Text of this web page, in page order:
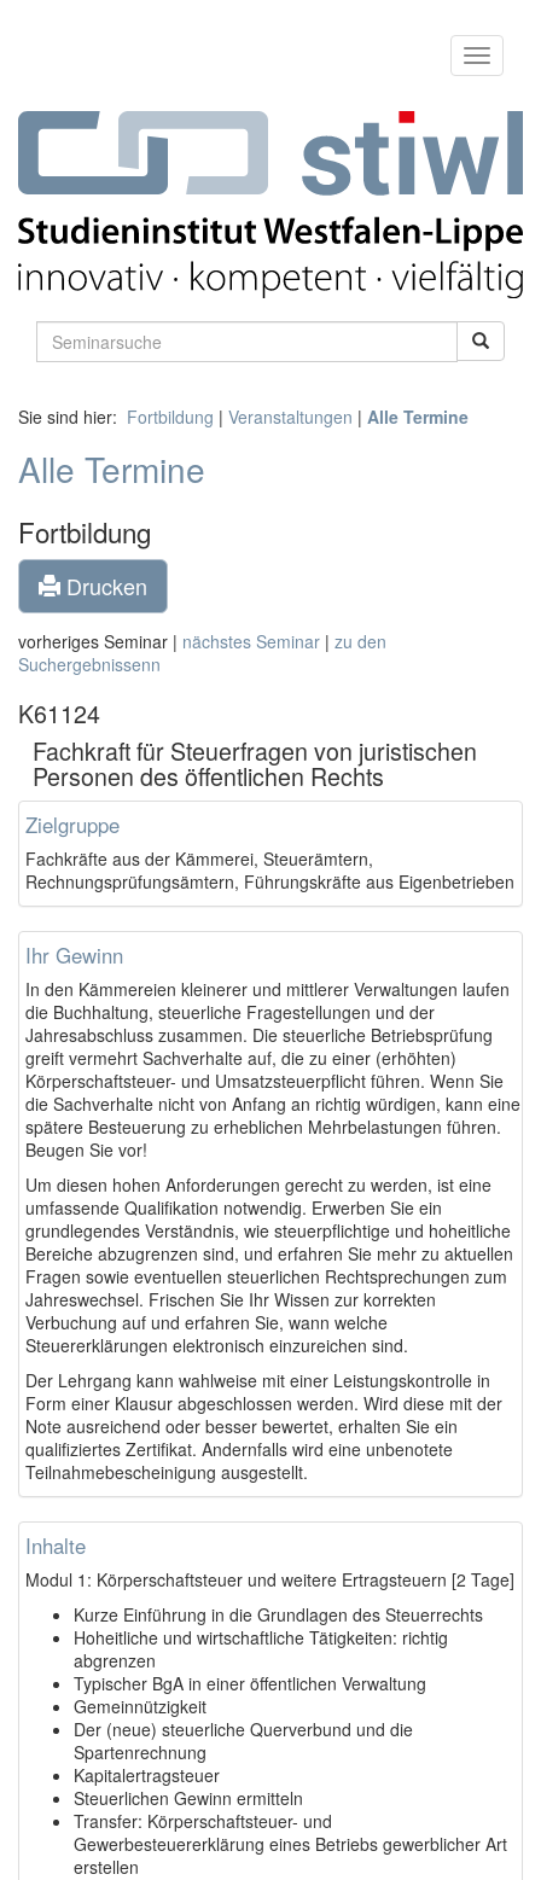
Sie sind hier: Fortbildung | Veranstaltungen | Alle Termine
Alle Termine
Fortbildung
Drucken
vorheriges Seminar | nächstes Seminar | zu den
Suchergebnissenn
K61124
Fachkraft für Steuerfragen von juristischen
Personen des öffentlichen Rechts
Zielgruppe
Fachkräfte aus der Kämmerei, Steuerämtern,
Rechnungsprüfungsämtern, Führungskräfte aus Eigenbetrieben
Ihr Gewinn
In den Kämmereien kleinerer und mittlerer Verwaltungen laufen
die Buchhaltung, steuerliche Fragestellungen und der
Jahresabschluss zusammen. Die steuerliche Betriebsprüfung
greift vermehrt Sachverhalte auf, die zu einer (erhöhten)
Körperschaftsteuer- und Umsatzsteuerpflicht führen. Wenn Sie
die Sachverhalte nicht von Anfang an richtig würdigen, kann eine
spätere Besteuerung zu erheblichen Mehrbelastungen führen.
Beugen Sie vor!
Um diesen hohen Anforderungen gerecht zu werden, ist eine
umfassende Qualifikation notwendig. Erwerben Sie ein
grundlegendes Verständnis, wie steuerpflichtige und hoheitliche
Bereiche abzugrenzen sind, und erfahren Sie mehr zu aktuellen
Fragen sowie eventuellen steuerlichen Rechtsprechungen zum
Jahreswechsel. Frischen Sie Ihr Wissen zur korrekten
Verbuchung auf und erfahren Sie, wann welche
Steuererklärungen elektronisch einzureichen sind.
Der Lehrgang kann wahlweise mit einer Leistungskontrolle in
Form einer Klausur abgeschlossen werden. Wird diese mit der
Note ausreichend oder besser bewertet, erhalten Sie ein
qualifiziertes Zertifikat. Andernfalls wird eine unbenotete
Teilnahmebescheinigung ausgestellt.
Inhalte
Modul 1: Körperschaftsteuer und weitere Ertragsteuern [2 Tage]
Kurze Einführung in die Grundlagen des Steuerrechts
Hoheitliche und wirtschaftliche Tätigkeiten: richtig
abgrenzen
Typischer BgA in einer öffentlichen Verwaltung
Gemeinnützigkeit
Der (neue) steuerliche Querverbund und die
Spartenrechnung
Kapitalertragsteuer
Steuerlichen Gewinn ermitteln
Transfer: Körperschaftsteuer- und
Gewerbesteuererklärung eines Betriebs gewerblicher Art
erstellen